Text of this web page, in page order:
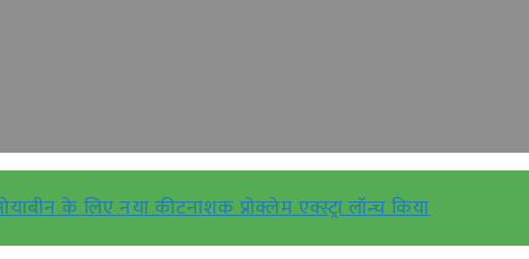
के लिए नया कीटनाशक प्रोक्लेम एक्स्ट्रा लॉन्च किया